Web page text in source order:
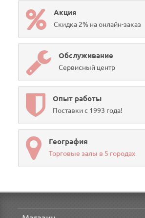
Акция
Скидка 2% на онлайн-заказ
Обслуживание
Сервисный центр
Опыт работы
Поставки с 1993 года!
География
Торговые залы в 5 городах